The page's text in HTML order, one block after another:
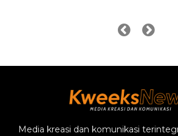
Media kreasi dan komunikasi